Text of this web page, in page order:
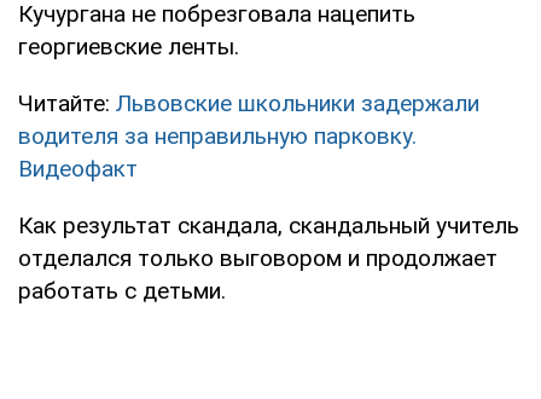
Кучургана не побрезговала нацепить
георгиевские ленты.
Читайте: Львовские школьники задержали
водителя за неправильную парковку.
Видеофакт
Как результат скандала, скандальный учитель
отделался только выговором и продолжает
работать с детьми.